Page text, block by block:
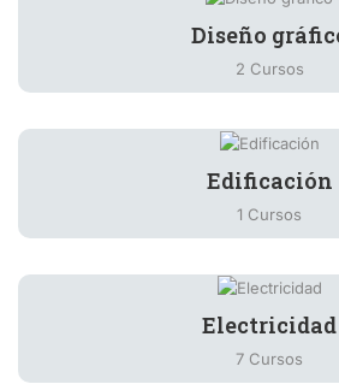
Diseño
2 Cursos
Edificación
1 Cursos
Electricidad
7 Cursos